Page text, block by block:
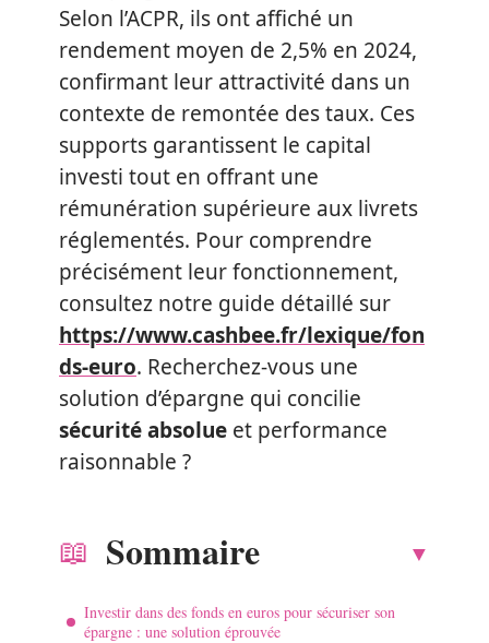
Selon l’ACPR, ils ont affiché un
rendement moyen de 2,5% en 2024,
confirmant leur attractivité dans un
contexte de remontée des taux. Ces
supports garantissent le capital
investi tout en offrant une
rémunération supérieure aux livrets
réglementés. Pour comprendre
précisément leur fonctionnement,
consultez notre guide détaillé sur
https://www.cashbee.fr/lexique/fon
ds-euro. Recherchez-vous une
solution d’épargne qui concilie
sécurité absolue et performance
raisonnable ?
Sommaire
Investir dans des fonds en euros pour sécuriser son
épargne : une solution éprouvée